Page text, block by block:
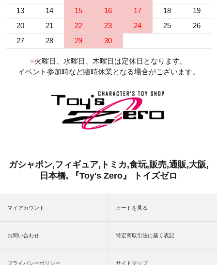
13
14 15 16 17 18
19
20
21 22 23 24 25
26
27
28 29 30
■火曜日、水曜日、木曜日は定休日となります。
イベント参加時など臨時休業となる場合がございます。
ガシャポン,フィギュア,トミカ,食玩,販売,通販,大阪,
日本橋, 『Toy's Zero』 トイズゼロ
マイアカウント カートを見る
お問い合わせ 特定商取引法に基く表記
プライバシーポリシー サイトマップ